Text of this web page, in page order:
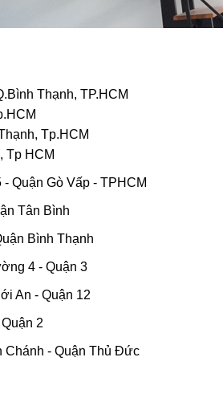
Thạnh, TP.HCM
Tp.HCM
Tp HCM
Quận Gò Vấp - TPHCM
Tân Bình
Bình Thạnh
4 - Quận 3
An - Quận 12
2
- Quận Thủ Đức